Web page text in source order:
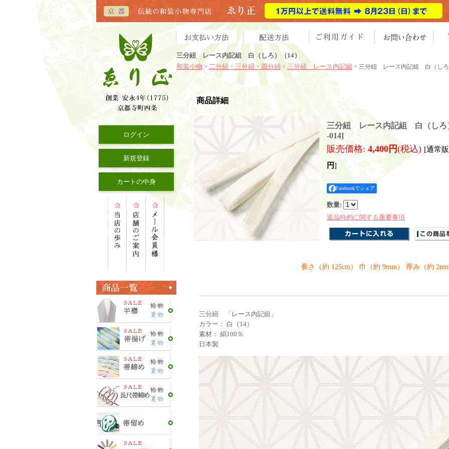
三分紐 レース内記組 白（しろ）（14）
和装小物 > 二分紐・三分紐・四分紐 > 三分紐 レース内記組 > 三分紐 レース内記組 白（しろ
ログイン
新規登録
カートの中身
商品詳細
三分紐 レース内記組 白（しろ
-014]
販売価格: 4,400円(税込) [通常
円]
Facebookでシェア
数量:
返品特約に関する重要事項
長さ（約 125cm） 巾（約 9mm） 厚み（約
三分紐 「レース内記組」
カラー： 白（14）
素材： 絹100％
日本製